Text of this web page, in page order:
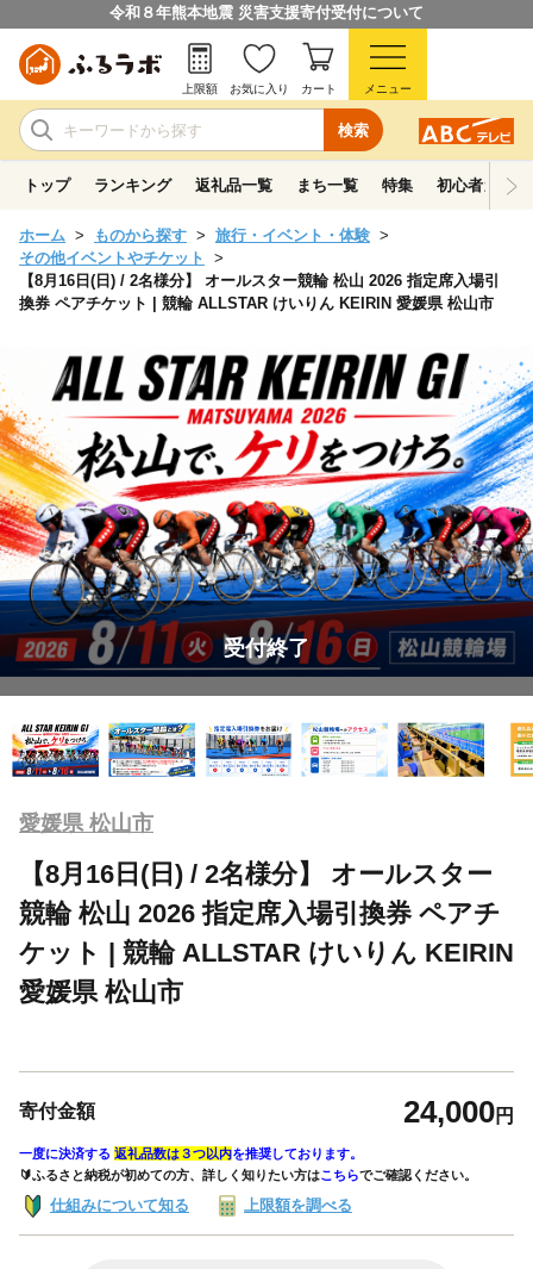
令和８年熊本地震 災害支援寄付受付について
検索
上限額 お気に入り カート メニュー
トップ ランキング 返礼品一覧 まち一覧 特集 初心者ガイド
ホーム ものから探す
旅行・イベント・体験
その他イベントやチケット
【8月16日(日) / 2名様分】 オールスター競輪 松山 2026 指定席入場引
換券 ペアチケット | 競輪 ALLSTAR けいりん KEIRIN 愛媛県 松山市
受付終了
愛媛県 松山市
【8月16日(日) / 2名様分】 オールスター
競輪 松山 2026 指定席入場引換券 ペアチ
ケット | 競輪 ALLSTAR けいりん KEIRIN
愛媛県 松山市
寄付金額 24,000円
一度に決済する 返礼品数は３つ以内を推奨しております。
🔰ふるさと納税が初めての方、詳しく知りたい方はこちらでご確認ください。
仕組みについて知る 上限額を調べる